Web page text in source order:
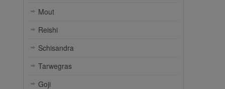
Mout
Reishi
Schisandra
Tarwegras
Goji